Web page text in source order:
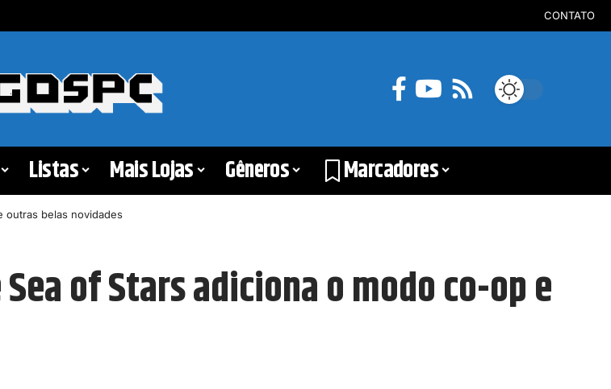
CONTATO
Listas Mais Lojas Gêneros Marcadores
outras belas novidades
of Stars adiciona o modo co-op e